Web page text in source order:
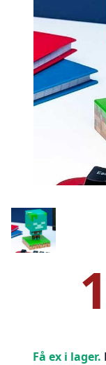
Få ex i lager.